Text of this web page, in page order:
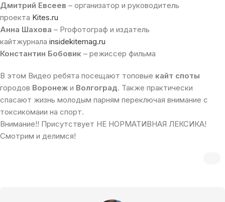
Дмитрий Евсеев – организатор и руководитель
проекта Kites.ru
Анна Шахова – Proфотограф и издатель
кайтжурнала insidekitemag.ru
Константин Бобовик – режиссер фильма
В этом Видео ребята посещают топовые кайт споты
городов Воронеж и Волгоград. Также практически
спасают жизнь молодым парням переключая внимание с
токсикомаии на спорт.
Внимание!! Присутствует НЕ НОРМАТИВНАЯ ЛЕКСИКА!
Смотрим и делимся!